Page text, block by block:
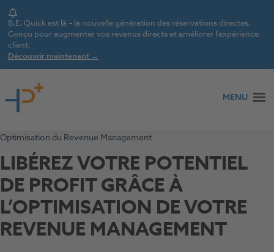
Notice
B.E. Quick est là – la nouvelle génération des réservations directes.
Conçu pour augmenter vos revenus directs et améliorer l’expérience
client.
Découvrir maintenant →
MENU
Optimisation du Revenue Management
LIBÉREZ VOTRE POTENTIEL
DE PROFIT GRÂCE À
L’OPTIMISATION DE VOTRE
REVENUE MANAGEMENT